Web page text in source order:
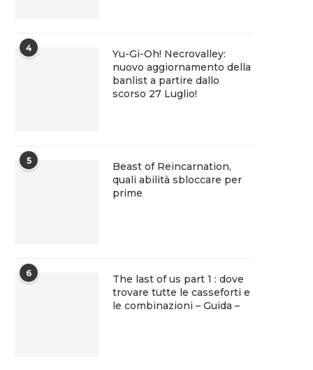
4
Yu-Gi-Oh! Necrovalley:
nuovo aggiornamento della
banlist a partire dallo
scorso 27 Luglio!
5
Beast of Reincarnation,
quali abilità sbloccare per
prime
6
The last of us part 1 : dove
trovare tutte le casseforti e
le combinazioni – Guida –